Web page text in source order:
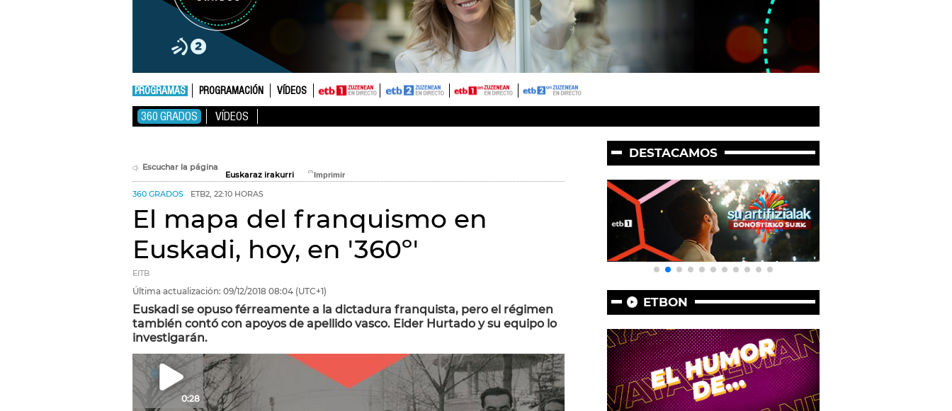
PROGRAMAS PROGRAMACIÓN VÍDEOS
360 GRADOS VÍDEOS
Escuchar la página
Euskaraz irakurri
360 GRADOS ETB2, 22:10 HORAS
El mapa del franquismo en
Euskadi, hoy, en '360º'
EITB
Última actualización: 09/12/2018 08:04 (UTC+1)
Euskadi se opuso férreamente a la dictadura franquista, pero el régimen
también contó con apoyos de apellido vasco. Eider Hurtado y su equipo lo
investigarán.
0:28
DESTACAMOS
ETBON